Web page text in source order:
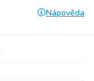
Nápověda